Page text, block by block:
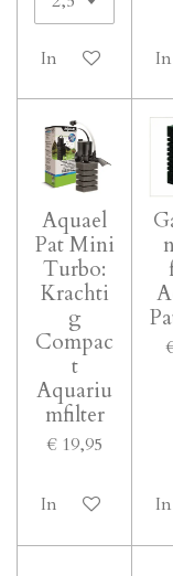
In winkelwagen
Aquael
Pat Mini
Turbo:
Krachti
g
Compac
t
Aquariu
mfilter
€ 19,95
In winkelwagen